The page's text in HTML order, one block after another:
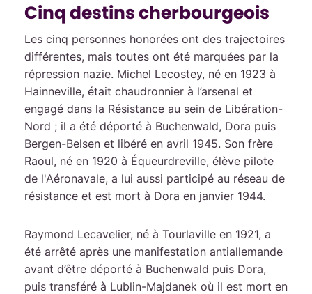
Cinq destins cherbourgeois
Les cinq personnes honorées ont des trajectoires
différentes, mais toutes ont été marquées par la
répression nazie. Michel Lecostey, né en 1923 à
Hainneville, était chaudronnier à l’arsenal et
engagé dans la Résistance au sein de Libération-
Nord ; il a été déporté à Buchenwald, Dora puis
Bergen-Belsen et libéré en avril 1945. Son frère
Raoul, né en 1920 à Équeurdreville, élève pilote
de l'Aéronavale, a lui aussi participé au réseau de
résistance et est mort à Dora en janvier 1944.
Raymond Lecavelier, né à Tourlaville en 1921, a
été arrêté après une manifestation antiallemande
avant d’être déporté à Buchenwald puis Dora,
puis transféré à Lublin-Majdanek où il est mort en